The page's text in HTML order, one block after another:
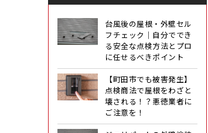
台風後の屋根・外壁セル
フチェック｜自分ででき
る安全な点検方法とプロ
に任せるべきポイント
【町田市でも被害発生】
点検商法で屋根をわざと
壊される！？悪徳業者に
ご注意を！